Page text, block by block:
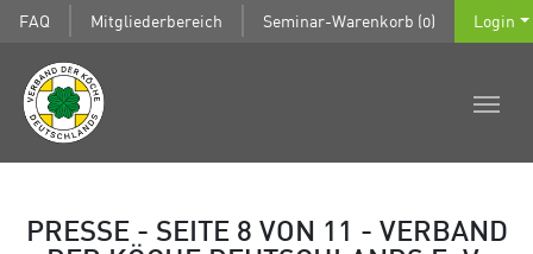
FAQ Mitgliederbereich Seminar-Warenkorb (0) Login
PRESSE - SEITE 8 VON 11 - VERBAND